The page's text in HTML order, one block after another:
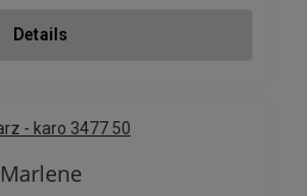
Details
Marlene